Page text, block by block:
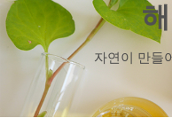
자연이 만들